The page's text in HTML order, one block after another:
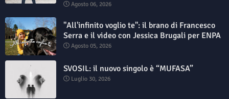
Agosto 06, 2026
"All'infinito voglio te": il brano di Francesco
Serra e il video con Jessica Brugali per ENPA
Agosto 05, 2026
SVOSIL: il nuovo singolo è “MUFASA”
Luglio 30, 2026